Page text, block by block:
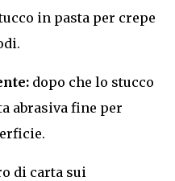
in pasta per crepe
dopo che lo stucco
abrasiva fine per
di carta sui